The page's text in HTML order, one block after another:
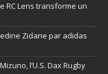
RC Lens transforme un
Zidane par adidas
l’U.S. Dax Rugby